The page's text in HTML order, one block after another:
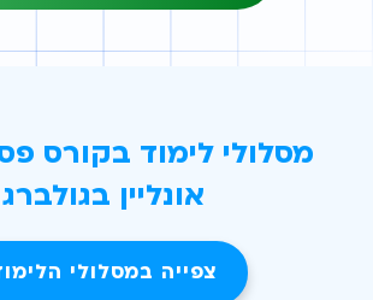
מסלולי לימוד בקורס
אונליין בגולברג
צפייה במסלולי